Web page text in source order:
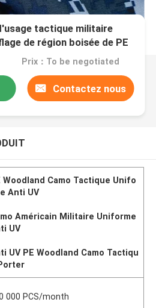
tactique militaire
de région boisée de PE
Prix：To be negotiated
Contactez nous
Woodland Camo Tactique Unifo
Anti UV
Américain Militaire Uniforme
UV
UV PE Woodland Camo Tactiqu
000 PCS/month